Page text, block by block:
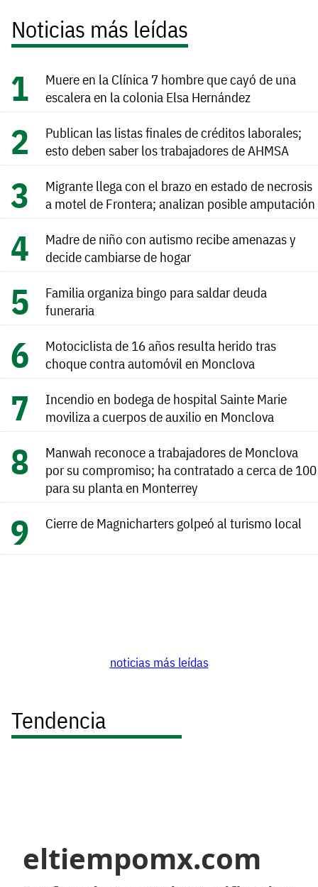
Noticias más leídas
Muere en la Clínica 7 hombre que cayó de una
escalera en la colonia Elsa Hernández
Publican las listas finales de créditos laborales;
esto deben saber los trabajadores de AHMSA
Migrante llega con el brazo en estado de necrosis
a motel de Frontera; analizan posible amputación
Madre de niño con autismo recibe amenazas y
decide cambiarse de hogar
Familia organiza bingo para saldar deuda
funeraria
Motociclista de 16 años resulta herido tras
choque contra automóvil en Monclova
Incendio en bodega de hospital Sainte Marie
moviliza a cuerpos de auxilio en Monclova
Manwah reconoce a trabajadores de Monclova
por su compromiso; ha contratado a cerca de 100
para su planta en Monterrey
Cierre de Magnicharters golpeó al turismo local
noticias más leídas
Tendencia